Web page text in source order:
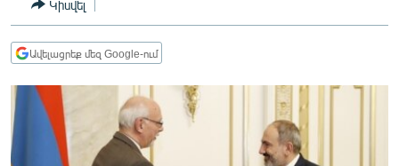
ՏՆՏԵՍՈՒԹՅՈՒՆ
ՂԱՐԱԲԱՂ
ՊԱՏԵՐԱԶՄԻ 6 ՇԱԲԱԹՆԵՐԸ
ՏԱՐԱԾԱՇՐՋԱՆ
ՄԻՋԱԶԳԱՅԻՆ
Կիսվել
Ավելացրեք մեզ Google-ում